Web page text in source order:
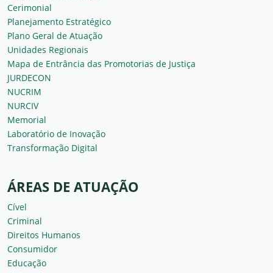
Cerimonial
Planejamento Estratégico
Plano Geral de Atuação
Unidades Regionais
Mapa de Entrância das Promotorias de Justiça
JURDECON
NUCRIM
NURCIV
Memorial
Laboratório de Inovação
Transformação Digital
ÁREAS DE ATUAÇÃO
Cível
Criminal
Direitos Humanos
Consumidor
Educação